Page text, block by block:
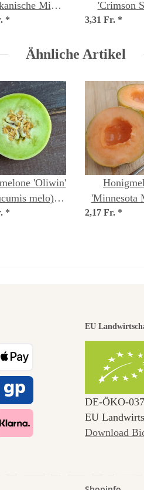
Mini-
(Melothria
*
'Crimson
(Citrullus
3,31 Fr. *
Ähnliche Artikel
'Oliwin'
melo)
Samen
*
'Minnesota
(Cucumis
2,17 Fr. *
EU
DE‑ÖKO‑037
EU
Download